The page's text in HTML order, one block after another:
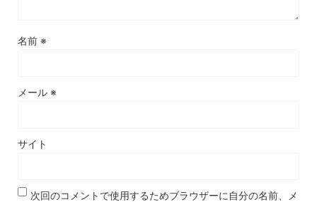
名前 ※
メール ※
サイト
次回のコメントで使用するためブラウザーに自分の名前、メ